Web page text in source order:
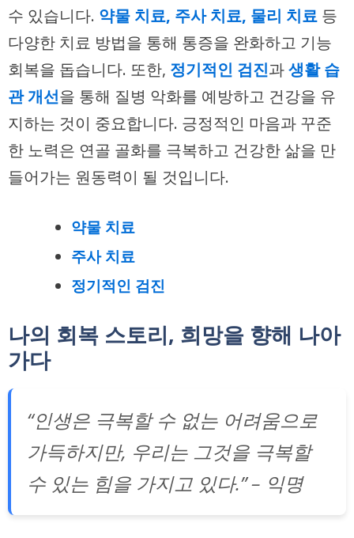
수 있습니다. 약물 치료, 주사 치료, 물리 치료 등
다양한 치료 방법을 통해 통증을 완화하고 기능
회복을 돕습니다. 또한, 정기적인 검진과생활 습
관 개선을 통해 질병 악화를 예방하고 건강을 유
지하는 것이 중요합니다. 긍정적인 마음과 꾸준
한 노력은 연골 골화를 극복하고 건강한 삶을 만
들어가는 원동력이 될 것입니다.
약물 치료
주사 치료
정기적인 검진
나의 회복 스토리, 희망을 향해 나아
가다
“인생은 극복할 수 없는 어려움으로
가득하지만, 우리는 그것을 극복할
수 있는 힘을 가지고 있다.” – 익명